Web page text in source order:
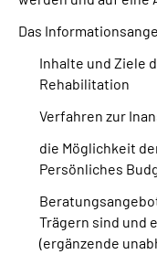
Inhalte in
Leichte Sprache
Das
Inhalte und Ziele
Rehabilitation
Verfahren zur
die Möglichkeit
Persönliches
Trägern sind und
(ergänzende